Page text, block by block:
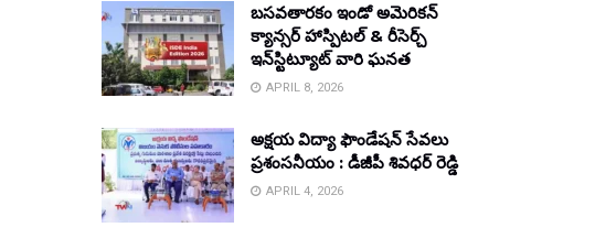
బసవతారకం ఇండో అమెరికన్
క్యాన్సర్ హాస్పిటల్ & రీసెర్చ్
ఇన్‌స్టిట్యూట్ వారి ఘనత
APRIL 8, 2026
అక్షయ విద్యా ఫౌండేషన్ సేవలు
ప్రశంసనీయం : డీజీపీ శివధర్ రెడ్డి
APRIL 4, 2026